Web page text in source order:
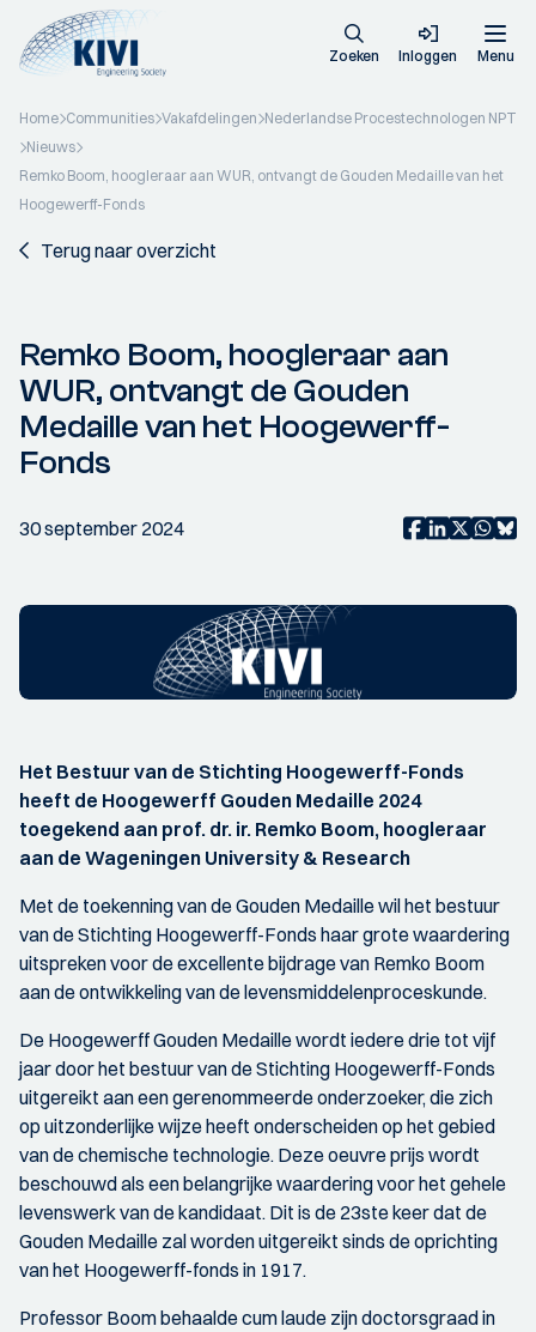
Zoeken Inloggen Menu
Home Communities Vakafdelingen Nederlandse Procestechnologen NPT
Nieuws
Remko Boom, hoogleraar aan WUR, ontvangt de Gouden Medaille van het
Hoogewerff-Fonds
Terug naar overzicht
Remko Boom, hoogleraar aan
WUR, ontvangt de Gouden
Medaille van het Hoogewerff-
Fonds
30 september 2024
Het Bestuur van de Stichting Hoogewerff-Fonds
heeft de Hoogewerff Gouden Medaille 2024
toegekend aan prof. dr. ir. Remko Boom, hoogleraar
aan de Wageningen University & Research
Met de toekenning van de Gouden Medaille wil het bestuur
van de Stichting Hoogewerff-Fonds haar grote waardering
uitspreken voor de excellente bijdrage van Remko Boom
aan de ontwikkeling van de levensmiddelenproceskunde.
De Hoogewerff Gouden Medaille wordt iedere drie tot vijf
jaar door het bestuur van de Stichting Hoogewerff-Fonds
uitgereikt aan een gerenommeerde onderzoeker, die zich
op uitzonderlijke wijze heeft onderscheiden op het gebied
van de chemische technologie. Deze oeuvre prijs wordt
beschouwd als een belangrijke waardering voor het gehele
levenswerk van de kandidaat. Dit is de 23ste keer dat de
Gouden Medaille zal worden uitgereikt sinds de oprichting
van het Hoogewerff-fonds in 1917.
Professor Boom behaalde cum laude zijn doctorsgraad in